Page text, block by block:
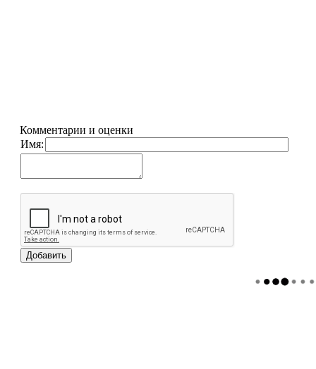
Комментарии и оценки
Имя: